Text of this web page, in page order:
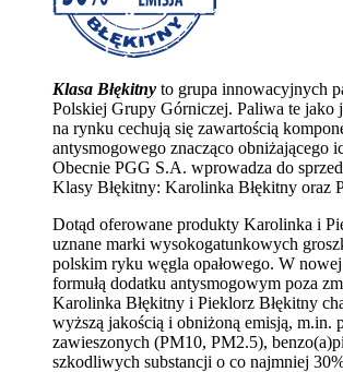
Klasa Błękitny to grupa innowacyjnych
Polskiej Grupy Górniczej. Paliwa te jako
na rynku cechują się zawartością
antysmogowego znacząco obniżającego
Obecnie PGG S.A. wprowadza do
Klasy Błękitny: Karolinka Błękitny oraz
Dotąd oferowane produkty Karolinka i
uznane marki wysokogatunkowych
polskim ryku węgla opałowego. W nowej
formułą dodatku antysmogowym poza
Karolinka Błękitny i Pieklorz Błękitny
wyższą jakością i obniżoną emisją, m.in.
zawieszonych (PM10, PM2.5),
szkodliwych substancji o co najmniej